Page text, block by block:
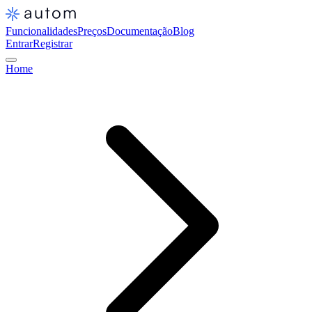
FuncionalidadesPreçosDocumentaçãoBlog
EntrarRegistrar
Home